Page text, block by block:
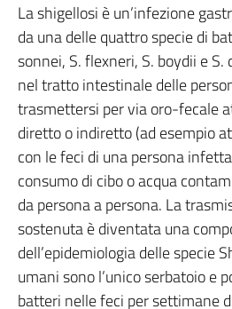
La shigellosi è un’infezione
da una delle quattro specie di
sonnei, S. flexneri, S. boydii e
nel tratto intestinale delle
trasmettersi per via oro-fecale
diretto o indiretto (ad esempio
con le feci di una persona
consumo di cibo o acqua
da persona a persona. La
sostenuta è diventata una
dell’epidemiologia delle specie
umani sono l’unico serbatoio e
batteri nelle feci per settimane